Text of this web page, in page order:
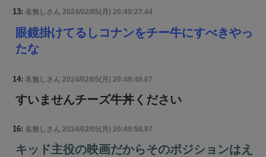
13: 名無しさん 2024/02/05(月) 20:49:27.44
眼鏡掛けてるしコナンをチー牛にすべきやっ
たな
14: 名無しさん 2024/02/05(月) 20:49:49.67
すいませんチーズ牛丼ください
16: 名無しさん 2024/02/05(月) 20:49:58.87
キッド主役の映画だからそのポジションはえ